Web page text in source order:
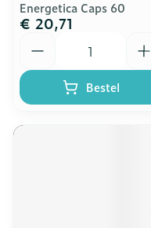
Energetica Caps 60
€ 20,71
Bestel